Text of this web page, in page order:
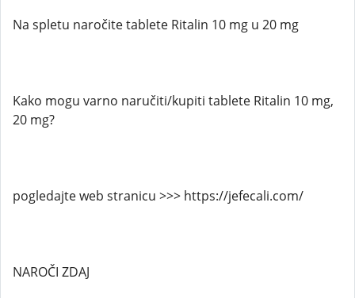
Na spletu naročite tablete Ritalin 10 mg u 20 mg
Kako mogu varno naručiti/kupiti tablete Ritalin 10 mg,
20 mg?
pogledajte web stranicu >>> https://jefecali.com/
NAROČI ZDAJ